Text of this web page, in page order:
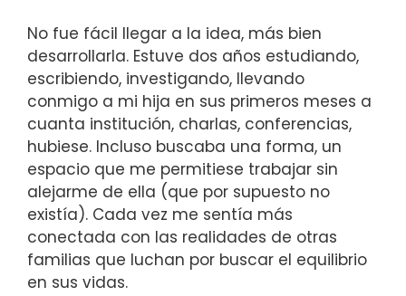
No fue fácil llegar a la idea, más bien
desarrollarla. Estuve dos años estudiando,
escribiendo, investigando, llevando
conmigo a mi hija en sus primeros meses a
cuanta institución, charlas, conferencias,
hubiese. Incluso buscaba una forma, un
espacio que me permitiese trabajar sin
alejarme de ella (que por supuesto no
existía). Cada vez me sentía más
conectada con las realidades de otras
familias que luchan por buscar el equilibrio
en sus vidas.